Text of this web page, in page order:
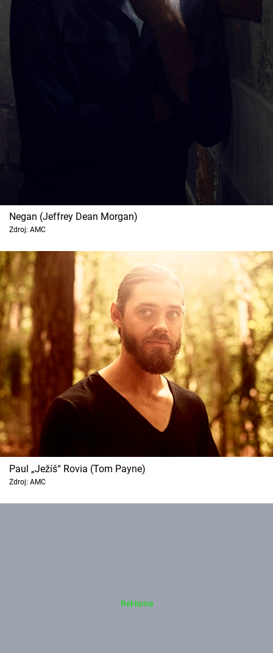
Negan (Jeffrey Dean Morgan)
Zdroj: AMC
Paul „Ježíš“ Rovia (Tom Payne)
Zdroj: AMC